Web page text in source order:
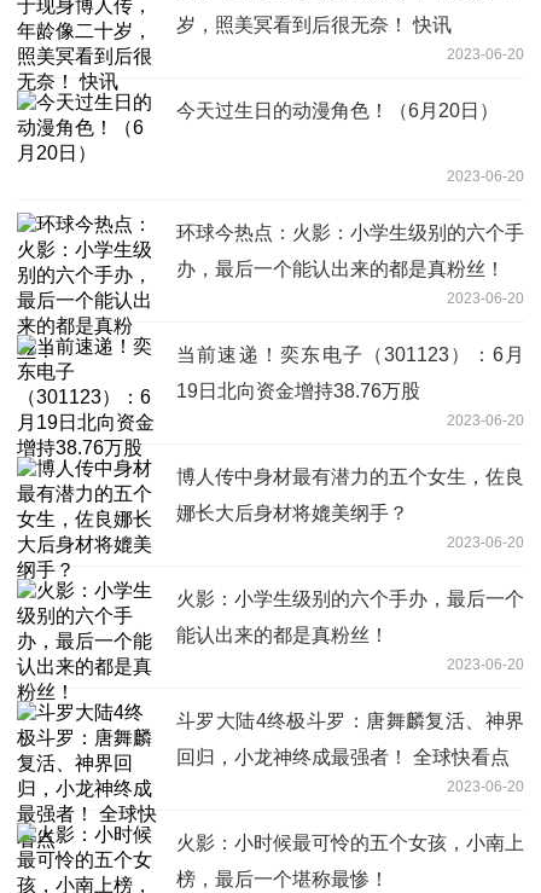
岁，照美冥看到后很无奈！ 快讯
2023-06-20
今天过生日的动漫角色！（6月20日）
2023-06-20
环球今热点：火影：小学生级别的六个手
办，最后一个能认出来的都是真粉丝！
2023-06-20
当前速递！奕东电子（301123）：6月
19日北向资金增持38.76万股
2023-06-20
博人传中身材最有潜力的五个女生，佐良
娜长大后身材将媲美纲手？
2023-06-20
火影：小学生级别的六个手办，最后一个
能认出来的都是真粉丝！
2023-06-20
斗罗大陆4终极斗罗：唐舞麟复活、神界
回归，小龙神终成最强者！ 全球快看点
2023-06-20
火影：小时候最可怜的五个女孩，小南上
榜，最后一个堪称最惨！